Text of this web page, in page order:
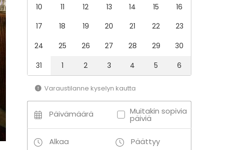
10
11 12 13 14 15
16
17
18 19 20 21 22
23
24
25 26 27 28 29
30
31
1 2 3 4 5 6
Varaustilanne kyselyn kautta
Päivämäärä Muitakin sopivia
päiviä
Alkaa Päättyy